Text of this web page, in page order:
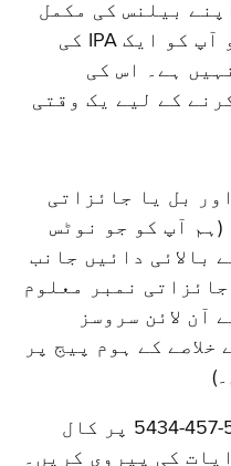
اپنے بیلنس کی مکمل
ادائیگی کر سکتے ہیں، تو آپ کو ایک IPA کی
ہے۔ اس کی
کے لیے یک وقتی
اپنی ٹیکس دہندہ ID اور بل یا جائزاتی
(ہم آپ کو جو نوٹس
بالائی دائیں جانب
نمبر معلوم
آن لائن سروسز
کے ہوم پیج پر
ہمیں کسی بھی وقت 518-457-5434 پر کال
کی پیروی کریں۔